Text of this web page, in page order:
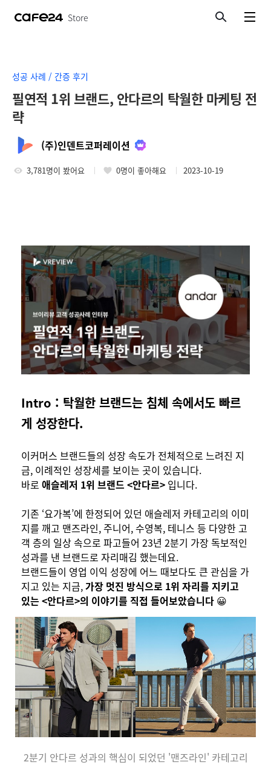
Store
성공 사례 / 간증 후기
필연적 1위 브랜드, 안다르의 탁월한 마케팅 전
략
(주)인덴트코퍼레이션
3,781명이 봤어요 0명이 좋아해요 2023-10-19
Intro : 탁월한 브랜드는 침체 속에서도 빠르
게 성장한다.
이커머스 브랜드들의 성장 속도가 전체적으로 느려진 지
금, 이례적인 성장세를 보이는 곳이 있습니다.
바로 애슬레저 1위 브랜드 <안다르> 입니다.
기존 ‘요가복’에 한정되어 있던 애슬레저 카테고리의 이미
지를 깨고 맨즈라인, 주니어, 수영복, 테니스 등 다양한 고
객 층의 일상 속으로 파고들어 23년 2분기 가장 독보적인
성과를 낸 브랜드로 자리매김 했는데요.
브랜드들이 영업 이익 성장에 어느 때보다도 큰 관심을 가
지고 있는 지금,가장 멋진 방식으로 1위 자리를 지키고
있는 <안다르>의 이야기를 직접 들어보았습니다 😀
2분기 안다르 성과의 핵심이 되었던 '맨즈라인' 카테고리